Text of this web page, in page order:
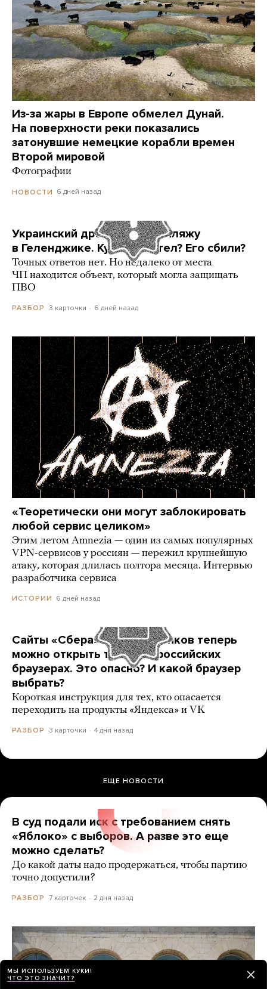
Из-за жары в Европе обмелел Дунай.
На поверхности реки показались
затонувшие немецкие корабли времен
Второй мировой
Фотографии
НОВОСТИ 6 дней назад
Украинский дрон попал по пляжу
в Геленджике. Куда он летел? Его сбили?
Точных ответов нет. Но недалеко от места
ЧП находится объект, который могла защищать
ПВО
РАЗБОР 3 карточки 6 дней назад
«Теоретически они могут заблокировать
любой сервис целиком»
Этим летом Amnezia — один из самых популярных
VPN-сервисов у россиян — пережил крупнейшую
атаку, которая длилась полтора месяца. Интервью
разработчика сервиса
ИСТОРИИ 6 дней назад
Сайты «Сбера» и других банков теперь
можно открыть только в российских
браузерах. Это опасно? И какой браузер
выбрать?
Короткая инструкция для тех, кто опасается
переходить на продукты «Яндекса» и VK
РАЗБОР 3 карточки 4 дня назад
ЕЩЕ НОВОСТИ
В суд подали иск с требованием снять
«Яблоко» с выборов. А разве это еще
можно сделать?
До какой даты надо продержаться, чтобы партию
точно допустили?
РАЗБОР 7 карточек 2 дня назад
МЫ ИСПОЛЬЗУЕМ КУКИ!
ЧТО ЭТО ЗНАЧИТ?